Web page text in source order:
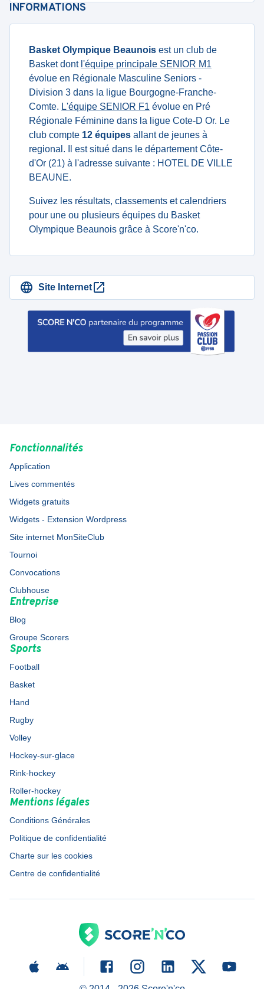
INFORMATIONS
Basket Olympique Beaunois est un club de
Basket dont l'équipe principale SENIOR M1
évolue en Régionale Masculine Seniors -
Division 3 dans la ligue Bourgogne-Franche-
Comte. L'équipe SENIOR F1 évolue en Pré
Régionale Féminine dans la ligue Cote-D Or. Le
club compte 12 équipes allant de jeunes à
regional. Il est situé dans le département Côte-
d'Or (21) à l'adresse suivante : HOTEL DE VILLE
BEAUNE.
Suivez les résultats, classements et calendriers
pour une ou plusieurs équipes du Basket
Olympique Beaunois grâce à Score'n'co.
Site Internet
Fonctionnalités
Application
Lives commentés
Widgets gratuits
Widgets - Extension Wordpress
Site internet MonSiteClub
Tournoi
Convocations
Clubhouse
Entreprise
Blog
Groupe Scorers
Sports
Football
Basket
Hand
Rugby
Volley
Hockey-sur-glace
Rink-hockey
Roller-hockey
Mentions légales
Conditions Générales
Politique de confidentialité
Charte sur les cookies
Centre de confidentialité